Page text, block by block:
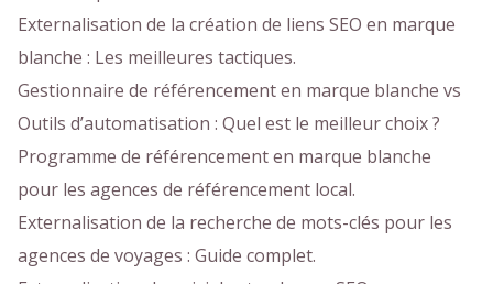
Externalisation de la création de liens SEO en marque
blanche : Les meilleures tactiques.
Gestionnaire de référencement en marque blanche vs
Outils d’automatisation : Quel est le meilleur choix ?
Programme de référencement en marque blanche
pour les agences de référencement local.
Externalisation de la recherche de mots-clés pour les
agences de voyages : Guide complet.